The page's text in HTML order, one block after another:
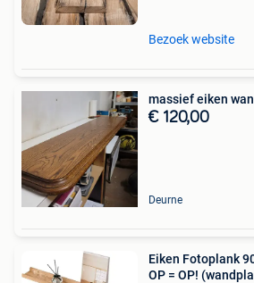
Bezoek website
massief eiken
€ 120,00
Deurne
Eiken Fotoplank
OP = OP!